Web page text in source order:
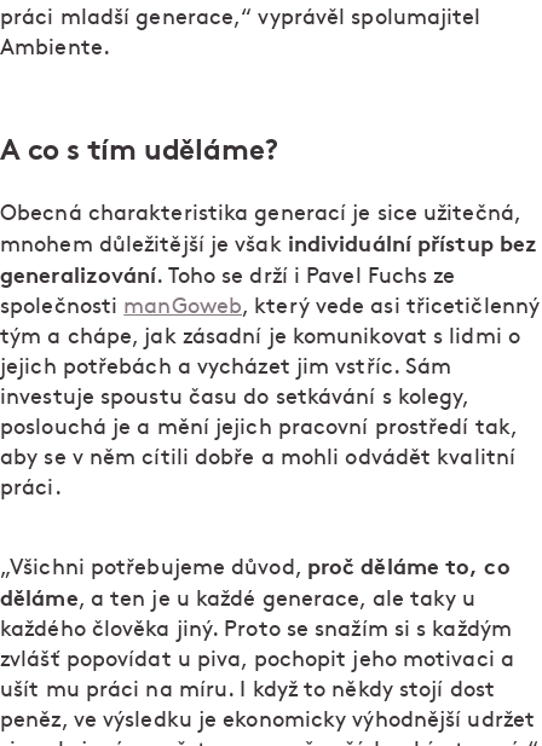
práci mladší generace,“ vyprávěl spolumajitel
Ambiente.
A co s tím uděláme?
Obecná charakteristika generací je sice užitečná,
mnohem důležitější je všakindividuální přístup bez
generalizování. Toho se drží i Pavel Fuchs ze
společnosti manGoweb, který vede asi třicetičlenný
tým a chápe, jak zásadní je komunikovat s lidmi o
jejich potřebách a vycházet jim vstříc. Sám
investuje spoustu času do setkávání s kolegy,
poslouchá je a mění jejich pracovní prostředí tak,
aby se v něm cítili dobře a mohli odvádět kvalitní
práci.
„Všichni potřebujeme důvod, proč děláme to, co
děláme, a ten je u každé generace, ale taky u
každého člověka jiný. Proto se snažím si s každým
zvlášť popovídat u piva, pochopit jeho motivaci a
ušít mu práci na míru. I když to někdy stojí dost
peněz, ve výsledku je ekonomicky výhodnější udržet